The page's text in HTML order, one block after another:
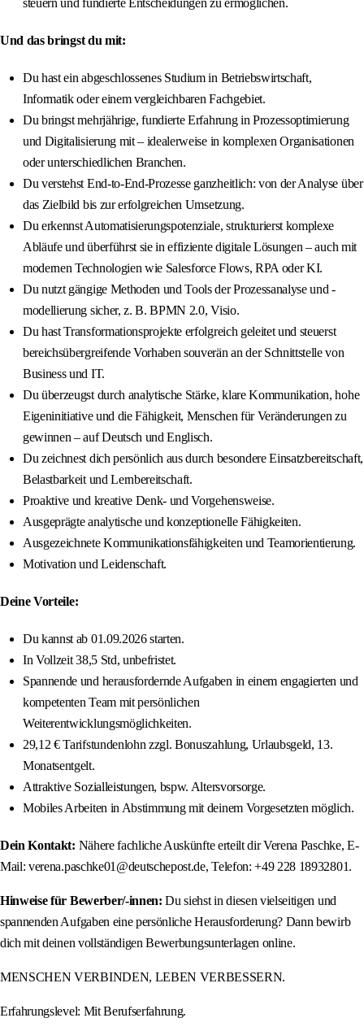
steuern und fundierte Entscheidungen zu ermöglichen.
Und das bringst du mit:
Du hast ein abgeschlossenes Studium in Betriebswirtschaft,
Informatik oder einem vergleichbaren Fachgebiet.
Du bringst mehrjährige, fundierte Erfahrung in Prozessoptimierung
und Digitalisierung mit – idealerweise in komplexen Organisationen
oder unterschiedlichen Branchen.
Du verstehst End-to-End-Prozesse ganzheitlich: von der Analyse über
das Zielbild bis zur erfolgreichen Umsetzung.
Du erkennst Automatisierungspotenziale, strukturierst komplexe
Abläufe und überführst sie in effiziente digitale Lösungen – auch mit
modernen Technologien wie Salesforce Flows, RPA oder KI.
Du nutzt gängige Methoden und Tools der Prozessanalyse und -
modellierung sicher, z. B. BPMN 2.0, Visio.
Du hast Transformationsprojekte erfolgreich geleitet und steuerst
bereichsübergreifende Vorhaben souverän an der Schnittstelle von
Business und IT.
Du überzeugst durch analytische Stärke, klare Kommunikation, hohe
Eigeninitiative und die Fähigkeit, Menschen für Veränderungen zu
gewinnen – auf Deutsch und Englisch.
Du zeichnest dich persönlich aus durch besondere Einsatzbereitschaft,
Belastbarkeit und Lernbereitschaft.
Proaktive und kreative Denk- und Vorgehensweise.
Ausgeprägte analytische und konzeptionelle Fähigkeiten.
Ausgezeichnete Kommunikationsfähigkeiten und Teamorientierung.
Motivation und Leidenschaft.
Deine Vorteile:
Du kannst ab 01.09.2026 starten.
In Vollzeit 38,5 Std, unbefristet.
Spannende und herausfordernde Aufgaben in einem engagierten und
kompetenten Team mit persönlichen
Weiterentwicklungsmöglichkeiten.
29,12 € Tarifstundenlohn zzgl. Bonuszahlung, Urlaubsgeld, 13.
Monatsentgelt.
Attraktive Sozialleistungen, bspw. Altersvorsorge.
Mobiles Arbeiten in Abstimmung mit deinem Vorgesetzten möglich.
Dein Kontakt: Nähere fachliche Auskünfte erteilt dir Verena Paschke, E-
Mail: verena.paschke01@deutschepost.de, Telefon: +49 228 18932801.
Hinweise für Bewerber/-innen: Du siehst in diesen vielseitigen und
spannenden Aufgaben eine persönliche Herausforderung? Dann bewirb
dich mit deinen vollständigen Bewerbungsunterlagen online.
MENSCHEN VERBINDEN, LEBEN VERBESSERN.
Erfahrungslevel: Mit Berufserfahrung.